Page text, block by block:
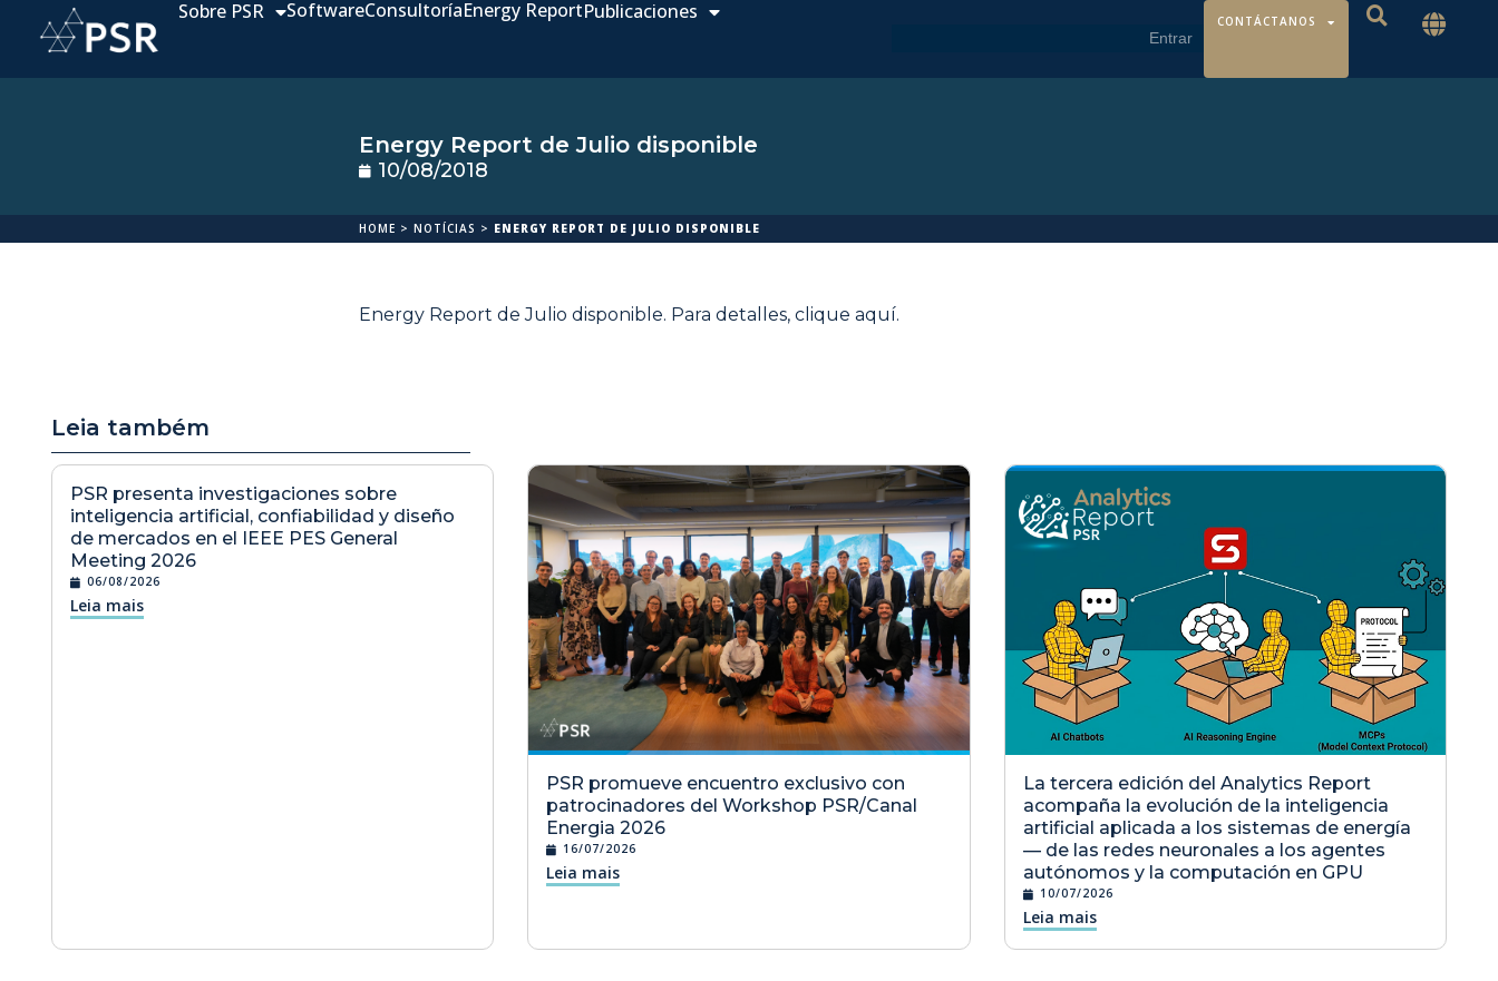
Sobre PSR SoftwareConsultoríaEnergy ReportPublicaciones CONTÁCTANOS
Energy Report de Julio disponible
10/08/2018
HOME > NOTÍCIAS > ENERGY REPORT DE JULIO DISPONIBLE
Energy Report de Julio disponible. Para detalles, clique aquí.
Leia também
PSR presenta investigaciones sobre
inteligencia artificial, confiabilidad y diseño
de mercados en el IEEE PES General
Meeting 2026
06/08/2026
Leia mais
PSR promueve encuentro exclusivo con
patrocinadores del Workshop PSR/Canal
Energia 2026
16/07/2026
Leia mais
La tercera edición del Analytics Report
acompaña la evolución de la inteligencia
artificial aplicada a los sistemas de energía
— de las redes neuronales a los agentes
autónomos y la computación en GPU
10/07/2026
Leia mais